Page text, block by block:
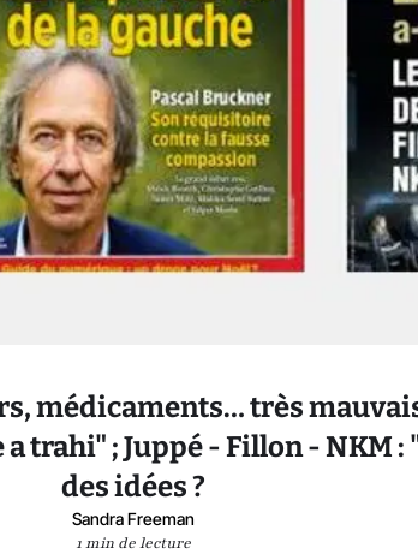
médicaments… très
a trahi" ; Juppé - Fillon - NKM
des idées ?
Sandra Freeman
1 min de lecture